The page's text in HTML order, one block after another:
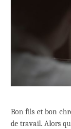
Bon fils et bon
de travail. Alors